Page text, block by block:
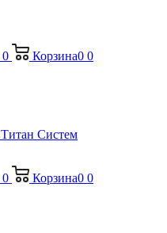
0 Корзина0 0
0 Корзина0 0